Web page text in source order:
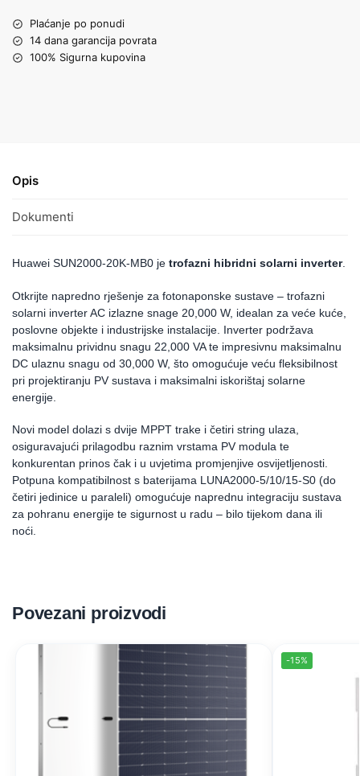
Plaćanje po ponudi
14 dana garancija povrata
100% Sigurna kupovina
Opis
Dokumenti
Huawei SUN2000-20K-MB0 je trofazni hibridni solarni inverter.
Otkrijte napredno rješenje za fotonaponske sustave – trofazni
solarni inverter AC izlazne snage 20,000 W, idealan za veće kuće,
poslovne objekte i industrijske instalacije. Inverter podržava
maksimalnu prividnu snagu 22,000 VA te impresivnu maksimalnu
DC ulaznu snagu od 30,000 W, što omogućuje veću fleksibilnost
pri projektiranju PV sustava i maksimalni iskorištaj solarne
energije.
Novi model dolazi s dvije MPPT trake i četiri string ulaza,
osiguravajući prilagodbu raznim vrstama PV modula te
konkurentan prinos čak i u uvjetima promjenjive osvijetljenosti.
Potpuna kompatibilnost s baterijama LUNA2000-5/10/15-S0 (do
četiri jedinice u paraleli) omogućuje naprednu integraciju sustava
za pohranu energije te sigurnost u radu – bilo tijekom dana ili
noći.
Povezani proizvodi
-15%